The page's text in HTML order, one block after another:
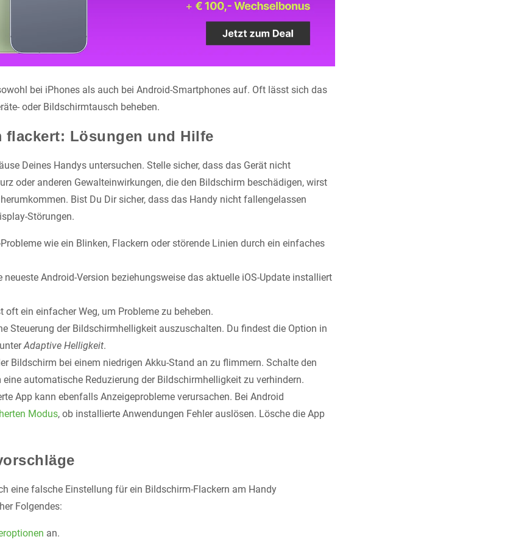
bei iPhones als auch bei Android-Smartphones auf. Oft lässt sich das
oder Bildschirmtausch beheben.
flackert: Lösungen und Hilfe
Deines Handys untersuchen. Stelle sicher, dass das Gerät nicht
oder anderen Gewalteinwirkungen, die den Bildschirm beschädigen, wirst
Bist Du Dir sicher, dass das Handy nicht fallengelassen
Störungen.
wie ein Blinken, Flackern oder störende Linien durch ein einfaches
neueste Android-Version beziehungsweise das aktuelle iOS-Update installiert
oft ein einfacher Weg, um Probleme zu beheben.
Steuerung der Bildschirmhelligkeit auszuschalten. Du findest die Option in
unterAdaptive Helligkeit.
Bildschirm bei einem niedrigen Akku-Stand an zu flimmern. Schalte den
eine automatische Reduzierung der Bildschirmhelligkeit zu verhindern.
App kann ebenfalls Anzeigeprobleme verursachen. Bei Android
Modus, ob installierte Anwendungen Fehler auslösen. Lösche die App
eine falsche Einstellung für ein Bildschirm-Flackern am Handy
Folgendes:
an.